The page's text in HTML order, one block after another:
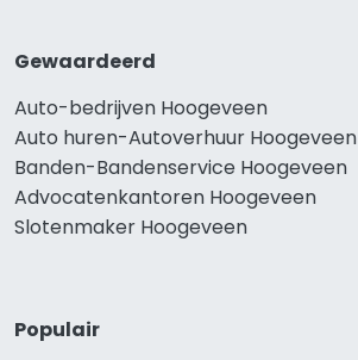
Gewaardeerd
Auto-bedrijven Hoogeveen
Auto huren-Autoverhuur Hoogeveen
Banden-Bandenservice Hoogeveen
Advocatenkantoren Hoogeveen
Slotenmaker Hoogeveen
Populair